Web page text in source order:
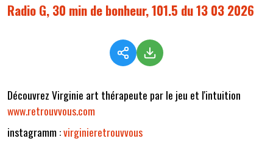
Radio G, 30 min de bonheur, 101.5 du 13 03 2026
Découvrez Virginie art thérapeute par le jeu et l'intuition
www.retrouvvous.com
instagramm :virginieretrouvvous